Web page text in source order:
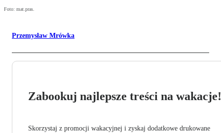
Foto: mat.pras.
Przemysław Mrówka
Zabookuj najlepsze treści na wakacje!
Skorzystaj z promocji wakacyjnej i zyskaj dodatkowe drukowane